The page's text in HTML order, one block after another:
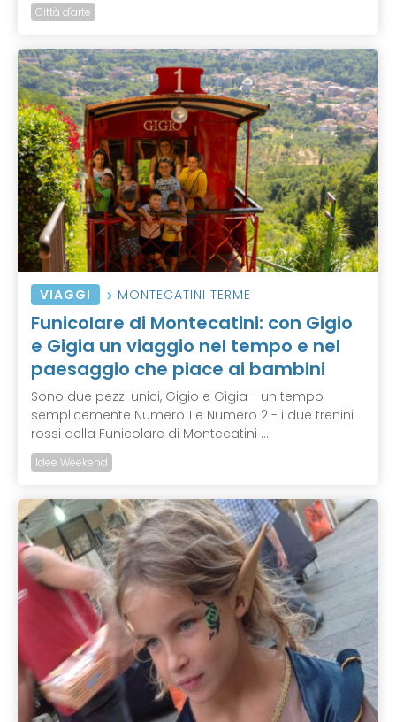
Città d'arte
VIAGGI MONTECATINI TERME
Funicolare di Montecatini: con Gigio
e Gigia un viaggio nel tempo e nel
paesaggio che piace ai bambini
Sono due pezzi unici, Gigio e Gigia - un tempo
semplicemente Numero 1 e Numero 2 - i due trenini
rossi della Funicolare di Montecatini ...
Idee Weekend